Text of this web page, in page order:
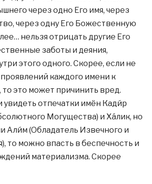
через одно Его имя, через
через одну Его Божественную
нельзя отрицать другие Его
заботы и деяния,
этого одного. Скорее, если не
каждого имени к
это может причинить вред.
увидеть отпечатки имён Кади́р
Могущества) и Хáлик, но
Али́м (Обладатель Извечного и
то можно впасть в беспечность и
материализма. Скорее